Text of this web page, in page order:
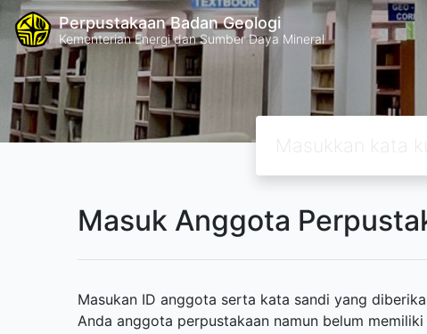
Perpustakaan Badan Geologi
Kementerian Energi dan Sumber Daya Mineral
Masuk Anggota
Masukan ID anggota serta kata sandi yang
Anda anggota perpustakaan namun belum